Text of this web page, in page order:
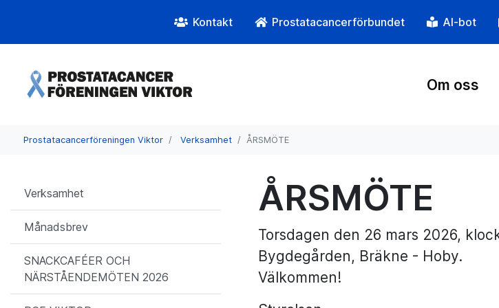
Kontakt Prostatacancerförbundet AI-bot
Om oss
Prostatacancerföreningen Viktor Verksamhet ÅRSMÖTE
Verksamhet
Månadsbrev
SNACKCAFÉER OCH
NÄRSTÅENDEMÖTEN 2026
ÅRSMÖTE
Torsdagen den 26 mars 2026,
Bygdegården, Bräkne - Hoby.
Välkommen!